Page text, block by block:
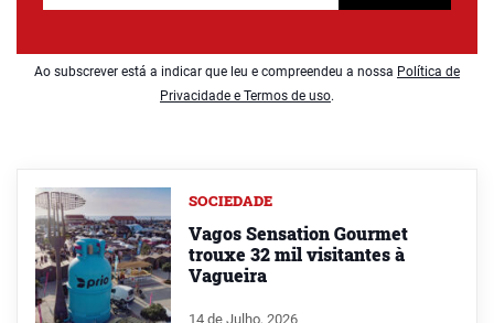
Ao subscrever está a indicar que leu e compreendeu a nossa Política de
Privacidade e Termos de uso.
SOCIEDADE
Vagos Sensation Gourmet
trouxe 32 mil visitantes à
Vagueira
14 de Julho, 2026